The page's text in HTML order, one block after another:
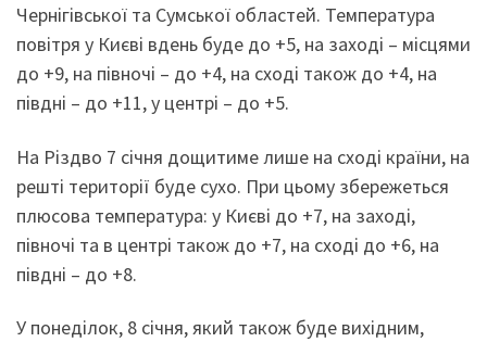
Чернігівської та Сумської областей. Температура
повітря у Києві вдень буде до +5, на заході – місцями
до +9, на півночі – до +4, на сході також до +4, на
півдні – до +11, у центрі – до +5.
На Різдво 7 січня дощитиме лише на сході країни, на
решті території буде сухо. При цьому збережеться
плюсова температура: у Києві до +7, на заході,
півночі та в центрі також до +7, на сході до +6, на
півдні – до +8.
У понеділок, 8 січня, який також буде вихідним,